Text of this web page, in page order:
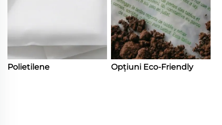
Polietilene Opțiuni Eco-Friendly